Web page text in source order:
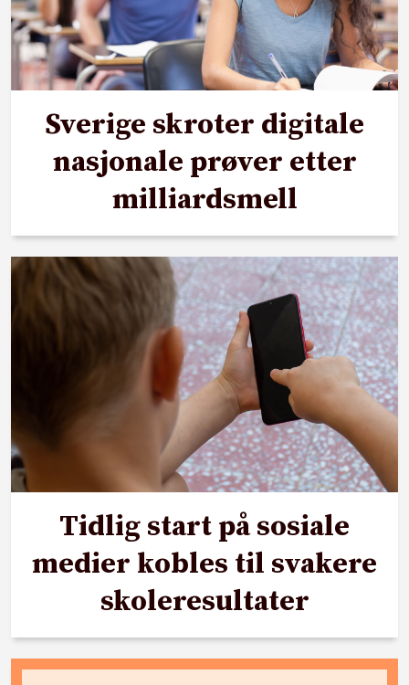
Sverige skroter digitale
nasjonale prøver etter
milliardsmell
Tidlig start på sosiale
medier kobles til svakere
skoleresultater